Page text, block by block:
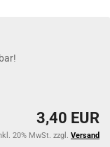
3,40 EUR
20% MwSt. zzgl. Versand